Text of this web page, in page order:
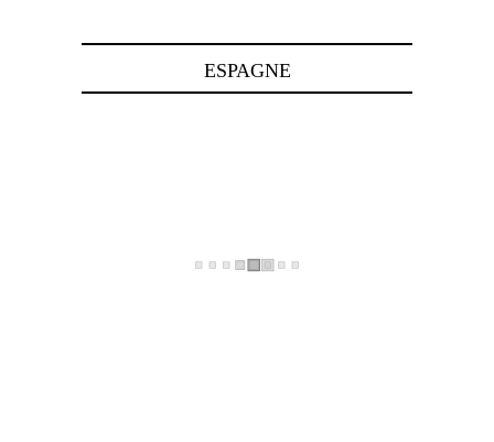
ESPAGNE